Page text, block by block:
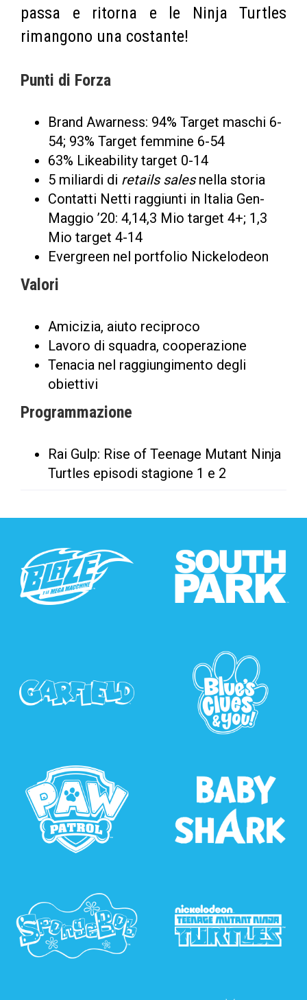
passa e ritorna e le Ninja Turtles
rimangono una costante!
Punti di Forza
Brand Awarness: 94% Target maschi 6-
54; 93% Target femmine 6-54
63% Likeability target 0-14
5 miliardi di retails salesnella storia
Contatti Netti raggiunti in Italia Gen-
Maggio ’20: 4,14,3 Mio target 4+; 1,3
Mio target 4-14
Evergreen nel portfolio Nickelodeon
Valori
Amicizia, aiuto reciproco
Lavoro di squadra, cooperazione
Tenacia nel raggiungimento degli
obiettivi
Programmazione
Rai Gulp: Rise of Teenage Mutant Ninja
Turtles episodi stagione 1 e 2